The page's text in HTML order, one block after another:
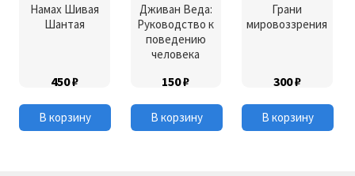
Намах Шивая
Шантая
450₽
В корзину
Дживан Веда:
Руководство к
поведению
человека
150₽
В корзину
Грани
мировоззрения
300₽
В корзину